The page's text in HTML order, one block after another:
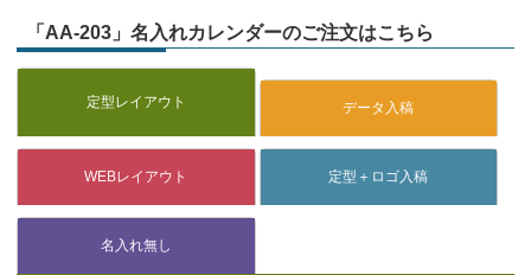
「AA-203」名入れカレンダーのご注文はこちら